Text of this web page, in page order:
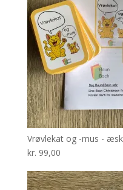
Vrøvlekat og -mus -
kr. 99,00